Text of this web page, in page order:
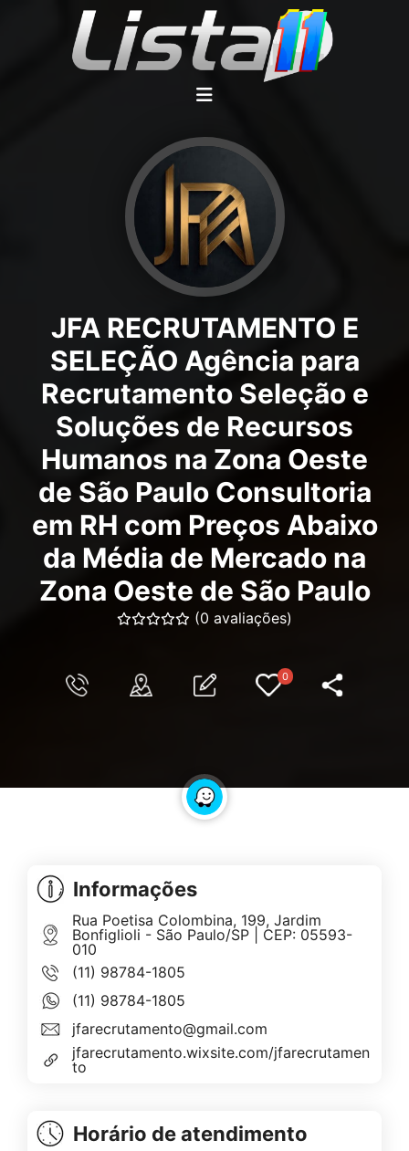
JFA RECRUTAMENTO E
SELEÇÃO Agência para
Recrutamento Seleção e
Soluções de Recursos
Humanos na Zona Oeste
de São Paulo Consultoria
em RH com Preços Abaixo
da Média de Mercado na
Zona Oeste de São Paulo
(0 avaliações)
0
Informações
Rua Poetisa Colombina, 199, Jardim
Bonfiglioli - São Paulo/SP | CEP: 05593-
010
(11) 98784-1805
(11) 98784-1805
jfarecrutamento@gmail.com
jfarecrutamento.wixsite.com/jfarecrutamen
to
Horário de atendimento